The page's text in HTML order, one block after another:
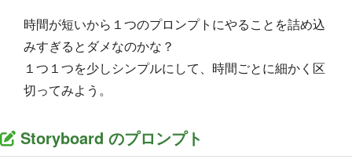
時間が短いから１つのプロンプトにやることを詰め込
みすぎるとダメなのかな？
１つ１つを少しシンプルにして、時間ごとに細かく区
切ってみよう。
Storyboard のプロンプト